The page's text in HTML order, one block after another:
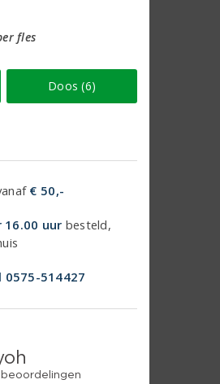
fles
Doos (6)
€ 50,-
16.00 uur besteld,
0575-514427